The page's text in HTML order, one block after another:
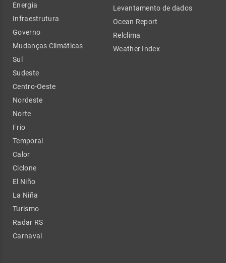
Energia
Infraestrutura
Governo
Mudanças Climáticas
Sul
Sudeste
Centro-Oeste
Nordeste
Norte
Frio
Temporal
Calor
Ciclone
El Niño
La Niña
Turismo
Radar RS
Carnaval
Levantamento de dados
Ocean Report
Relclima
Weather Index